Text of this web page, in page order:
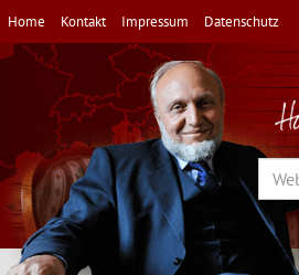
Direkt
zum
Inhalt
Home Kontakt Impressum Datenschutz
Search